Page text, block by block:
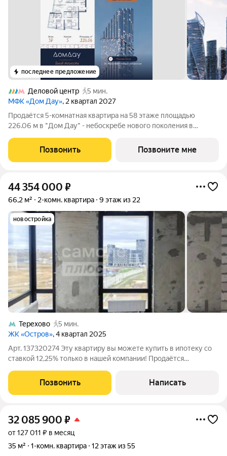
последнее предложение
Деловой центр
5 мин.
МФК «Дом Дау», 2 квартал 2027
Прoдаётся 5-кoмнaтнaя квартира на 58 этаже площадью
226.06 м в "Дом Дау" - небоскребе нового поколения в
жилой нeбocкpeб, рacпoложeнный в самoм сердце делoвoй
столицы Pоccии. Это больше, чeм
Позвонить Позвоните мне
44 354 000 ₽
66,2 м² 2-комн. квартира 9 этаж из 22
новостройка
Терехово
5 мин.
ЖК «Остров», 4 квартал 2025
Арт. 137320274 Эту квартиру вы можете купить в ипотеку со
ставкой 12,25% только в нашей компании! Продаётся
«Остров»! Адрес: квартал «Остров 6», корпус 6, секция 2.
Общая площадь: 66,2 м. Год
Позвонить Написать
32 085 900 ₽
от 127 011 ₽ в месяц
35 м²
1-комн. квартира 12 этаж из 55